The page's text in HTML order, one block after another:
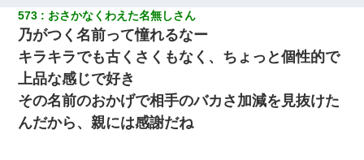
573 おさかなくわえた名無しさん
乃がつく名前って憧れるなー
キラキラでも古くさくもなく、ちょっと個性的で
上品な感じで好き
その名前のおかげで相手のバカさ加減を見抜けた
んだから、親には感謝だね